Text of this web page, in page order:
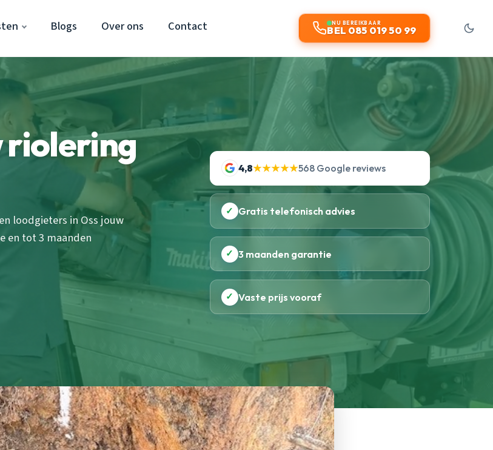
Blogs Over ons Contact NU BEREIKBAAR
BEL 085 019 50 99
riolering
loodgieters in Oss jouw
en tot 3 maanden
4,8★★★★★568 Google reviews
✓ Gratis telefonisch advies
✓ 3 maanden garantie
✓ Vaste prijs vooraf